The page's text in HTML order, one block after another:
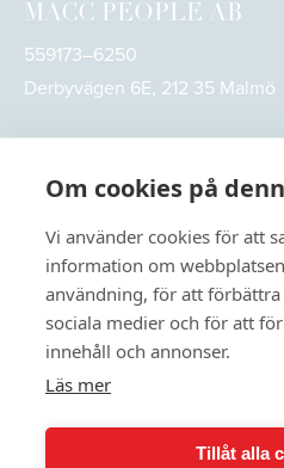
MACC PEOPLE AB
559173–6250
Derbyvägen 6E, 212 35 Malmö
MACC
Om cookies på
Vi använder cookies för att
information om
användning, för att
sociala medier och för att
innehåll och annonser.
Läs mer
Tillåt alla